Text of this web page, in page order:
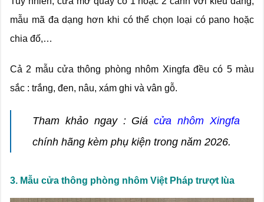
mẫu mã đa dạng hơn khi có thể chọn loại có pano hoặc
chia đố,…
Cả 2 mẫu cửa thông phòng nhôm Xingfa đều có 5 màu
sắc : trắng, đen, nâu, xám ghi và vân gỗ.
Tham khảo ngay : Giácửa nhôm Xingfa
chính hãng kèm phụ kiện trong năm 2026.
3. Mẫu cửa thông phòng nhôm Việt Pháp trượt lùa